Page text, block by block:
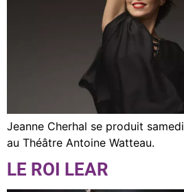
Jeanne Cherhal se produit
au Théâtre Antoine Watteau.
LE ROI LEAR